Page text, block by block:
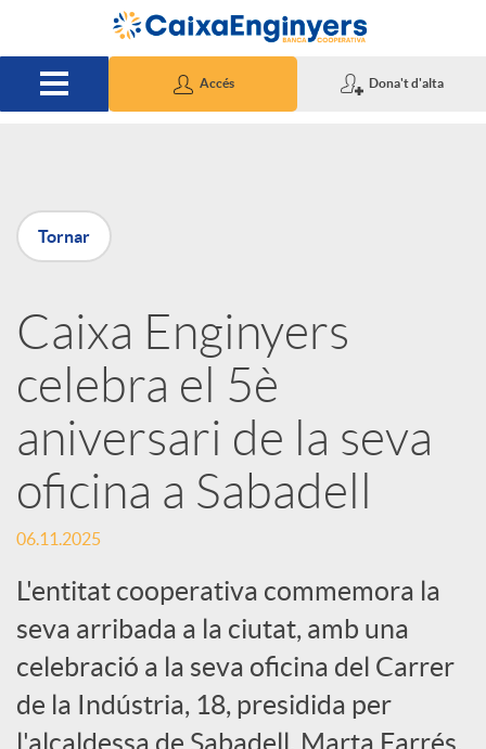
Salta al contingut principal
Accés Dona't d'alta
P
u
b
l
i
c
a
d
Tornar
Caixa Enginyers
celebra el 5è
aniversari de la seva
oficina a Sabadell
06.11.2025
L'entitat cooperativa commemora la
seva arribada a la ciutat, amb una
celebració a la seva oficina del Carrer
de la Indústria, 18, presidida per
l'alcaldessa de Sabadell, Marta Farrés.